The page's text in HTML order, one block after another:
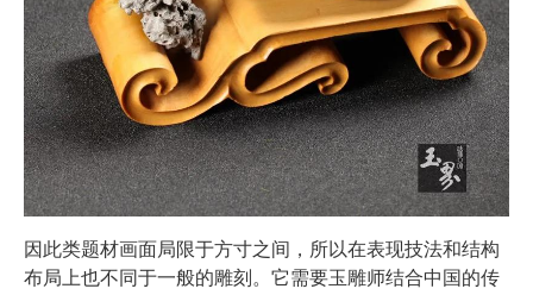
因此类题材画面局限于方寸之间，所以在表现技法和结构
布局上也不同于一般的雕刻。它需要玉雕师结合中国的传